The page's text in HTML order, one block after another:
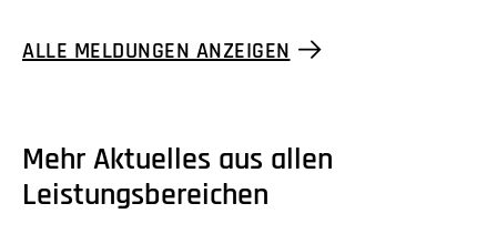
ALLE MELDUNGEN ANZEIGEN
Mehr Aktuelles aus allen
Leistungsbereichen